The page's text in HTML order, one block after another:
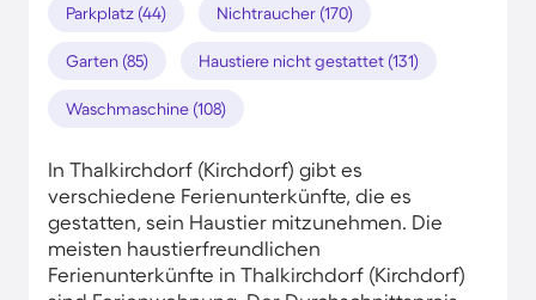
Parkplatz (44) Nichtraucher (170)
Garten (85) Haustiere nicht gestattet (131)
Waschmaschine (108)
In Thalkirchdorf (Kirchdorf) gibt es
verschiedene Ferienunterkünfte, die es
gestatten, sein Haustier mitzunehmen. Die
meisten haustierfreundlichen
Ferienunterkünfte in Thalkirchdorf (Kirchdorf)